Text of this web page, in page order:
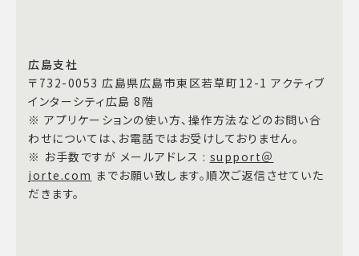
広島支社
〒732-0053 広島県広島市東区若草町12-1 アクティブ
インターシティ広島 8階
※ アプリケーションの使い方、操作方法などのお問い合
わせについては、お電話ではお受けしておりません。
※ お手数ですが メールアドレス : support＠
jorte.com までお願い致します。順次ご返信させていた
だきます。